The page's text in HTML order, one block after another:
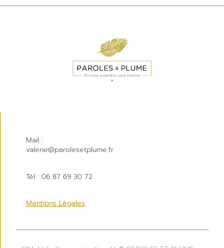
Mail :
valerie@parolesetplume.fr
Tél : 06 87 69 30 72
Mentions Légales